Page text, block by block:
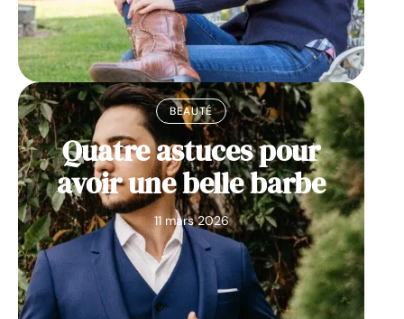
BEAUTÉ
Quatre astuces pour
avoir une belle barbe
11 mars 2026